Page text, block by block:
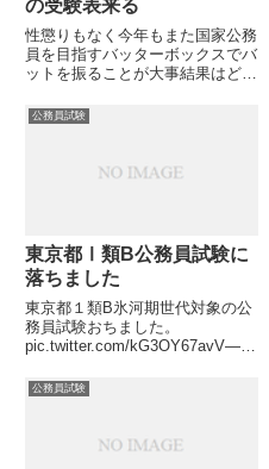
の受験表来る
性懲りもなく今年もまた国家公務
員を目指すバッターボックスでバ
ットを振ることが大事結果はどう
pic.twitter.com/EKmlRjyhxs—
SAM (@netdemoukeruSAM)
公務員試験
東京都Ⅰ類B公務員試験に
落ちました
東京都１類B氷河期世代対象の公
務員試験おちました。
pic.twitter.com/kG3OY67avV—
November 11, 2021タイトルの通
り、氷河期世代向けの東京都Ⅰ類
公務員試験